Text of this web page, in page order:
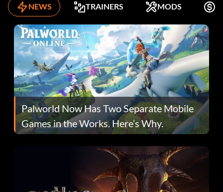
NEWS TRAINERS MODS
Palworld Now Has Two Separate Mobile
Games in the Works. Here’s Why.